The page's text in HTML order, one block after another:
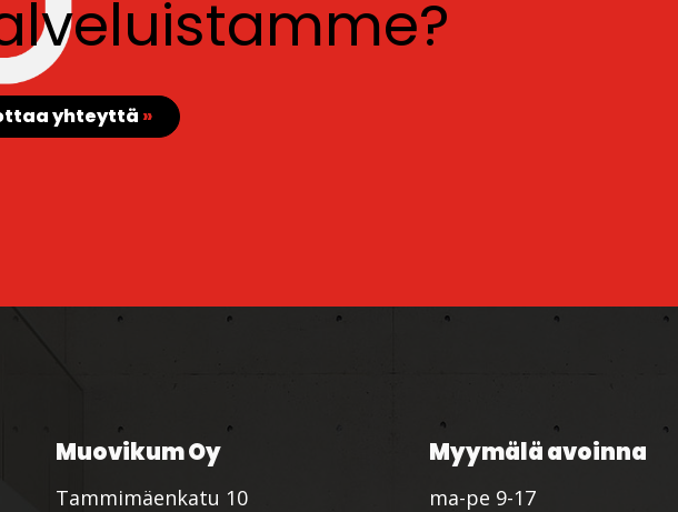
yhteyttä »
Muovikum Oy
Tammimäenkatu 10
Myymälä avoinna
ma-pe 9-17